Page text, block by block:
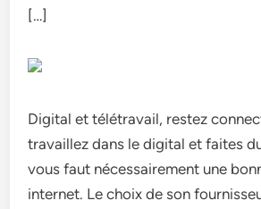
[…]
Digital et télétravail, restez
travaillez dans le digital et faites
vous faut nécessairement une
internet. Le choix de son